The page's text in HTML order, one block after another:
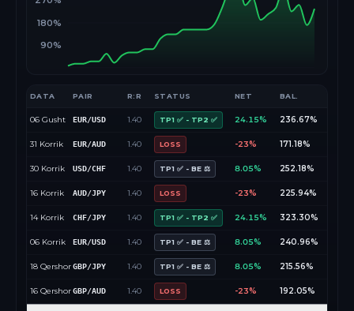
90%
180%
DATA PAIR R:R STATUS NET BAL.
06 Gusht EUR/USD 1.40 TP1 ✅ - TP2 ✅ 24.15% 236.67%
31 Korrik EUR/AUD 1.40 LOSS -23% 171.18%
30 Korrik USD/CHF 1.40 TP1 ✅ - BE ⚖️ 8.05% 252.18%
16 Korrik AUD/JPY 1.40 LOSS -23% 225.94%
14 Korrik CHF/JPY 1.40 TP1 ✅ - TP2 ✅ 24.15% 323.30%
06 Korrik EUR/USD 1.40 TP1 ✅ - BE ⚖️ 8.05% 240.96%
18 QershorGBP/JPY 1.40 TP1 ✅ - BE ⚖️ 8.05% 215.56%
16 QershorGBP/AUD 1.40 LOSS -23% 192.05%